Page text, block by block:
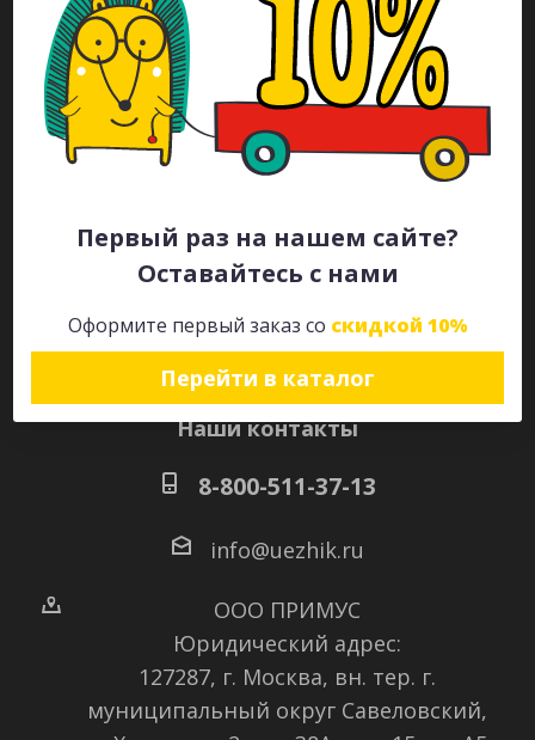
Первый раз на нашем сайте?
Оставайтесь с нами
Оформите первый заказ со скидкой 10%
Перейти в каталог
Раскраски
Рекламодателям
Каталог
Будьте всегда в курсе!
Наши контакты
8-800-511-37-13
info@uezhik.ru
ООО ПРИМУС
Юридический адрес:
127287, г. Москва, вн. тер. г.
муниципальный округ Савеловский,